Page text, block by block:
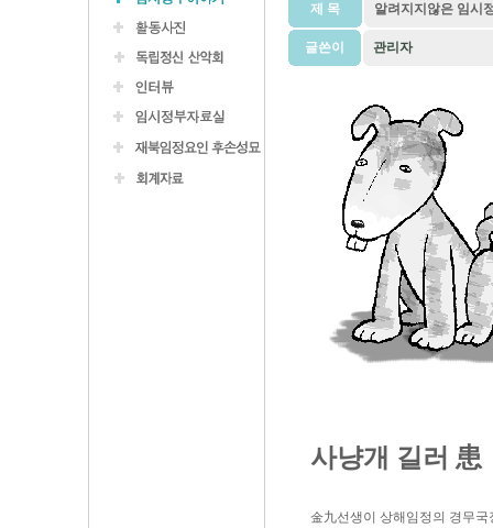
제 목 알려지지않은 임시
글쓴이 관리자
사냥개 길러 患
金九선생이 상해임정의 경무국